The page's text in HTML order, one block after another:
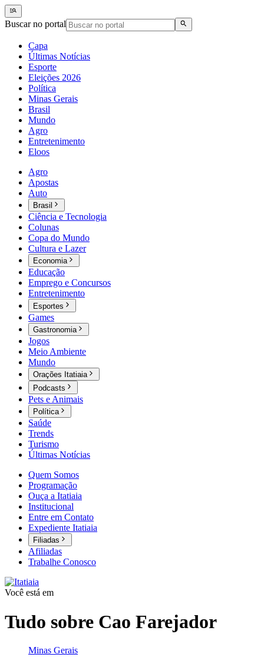
Buscar no portal
Capa
Últimas Notícias
Esporte
Eleições 2026
Política
Minas Gerais
Brasil
Mundo
Agro
Entretenimento
Eloos
Agro
Apostas
Auto
Brasil
Ciência e Tecnologia
Colunas
Copa do Mundo
Cultura e Lazer
Economia
Educação
Emprego e Concursos
Entretenimento
Esportes
Games
Gastronomia
Jogos
Meio Ambiente
Mundo
Orações Itatiaia
Podcasts
Pets e Animais
Política
Saúde
Trends
Turismo
Últimas Notícias
Quem Somos
Programação
Ouça a Itatiaia
Institucional
Entre em Contato
Expediente Itatiaia
Filiadas
Afiliadas
Trabalhe Conosco
Você está em
Tudo sobre Cao Farejador
Minas Gerais